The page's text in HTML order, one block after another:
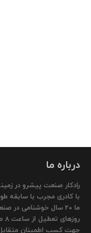
درباره ما
رادکار صنعت پیشرو در
با کادری مجرب با سابقه
ما 20 سال خوشنامی
جهت کسب اطمینان